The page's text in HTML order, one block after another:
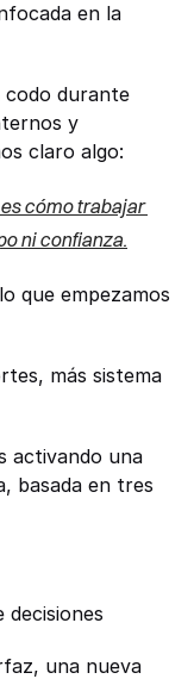
en la
codo durante
y
claro algo:
cómo trabajar
ni confianza.
que empezamos
más sistema
activando una
basada en tres
decisiones
una nueva